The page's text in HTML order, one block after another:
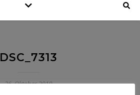
DSC_7313
26. Oktober 2019